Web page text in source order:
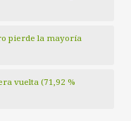
pierde la mayoría
vuelta (71,92 %